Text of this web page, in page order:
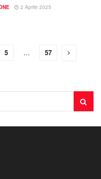
2 Aprile 2025
5 … 57